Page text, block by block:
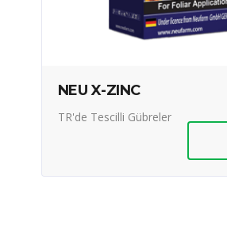
NEU X-ZINC
TR'de Tescilli Gübreler